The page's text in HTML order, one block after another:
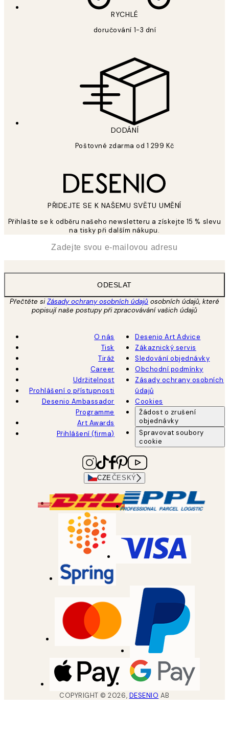
RYCHLÉ
doručování 1-3 dní
DODÁNÍ
Poštovné zdarma od 1 299 Kč
PŘIDEJTE SE K NAŠEMU SVĚTU UMĚNÍ
Přihlašte se k odběru našeho newsletteru a získejte 15 % slevu
na tisky při dalším nákupu.
ODESLAT
Přečtěte siZásady ochrany osobních údajů osobních údajů, které
popisují naše postupy při zpracovávání vašich údajů
O nás
Tisk
Tiráž
Career
Udržitelnost
Prohlášení o přístupnosti
Desenio Ambassador
Programme
Art Awards
Přihlášení (firma)
Desenio Art Advice
Zákaznický servis
Sledování objednávky
Obchodní podmínky
Zásady ochrany osobních
údajů
Cookies
Žádost o zrušení
objednávky
Spravovat soubory
cookie
CZEČESKÝ
COPYRIGHT ©2026, DESENIO AB